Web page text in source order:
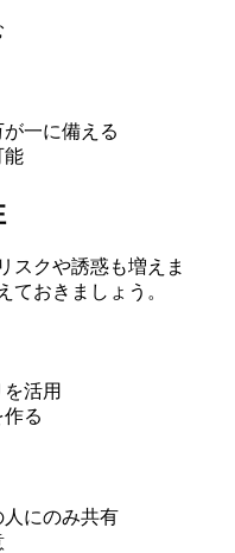
一に備える
能
スクや誘惑も増えま
ておきましょう。
活用
る
にのみ共有